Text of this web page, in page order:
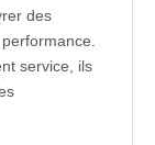
des
service, ils